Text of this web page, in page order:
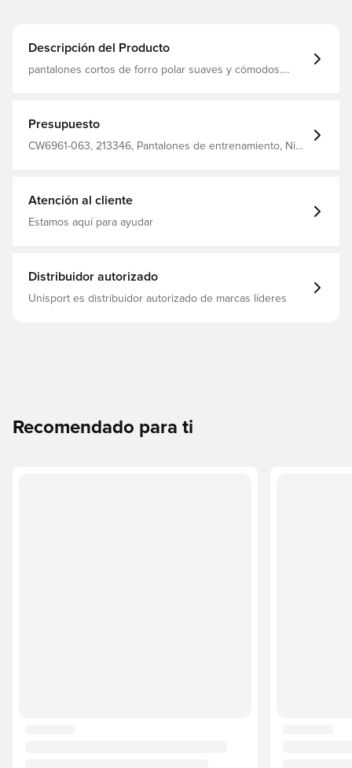
Descripción del Producto
pantalones cortos de forro polar suaves y cómodos.
Presupuesto
CW6961-063, 213346, Pantalones de entrenamiento, Nike
Atención al cliente
Estamos aquí para ayudar
Distribuidor autorizado
Unisport es distribuidor autorizado de marcas líderes
Recomendado para ti